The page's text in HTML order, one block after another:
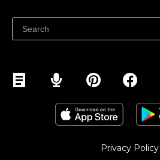
Ibenta sa Facebook
Privacy Policy